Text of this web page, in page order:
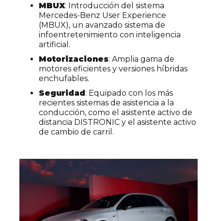
MBUX: Introducción del sistema
Mercedes-Benz User Experience
(MBUX), un avanzado sistema de
infoentretenimiento con inteligencia
artificial.
Motorizaciones: Amplia gama de
motores eficientes y versiones híbridas
enchufables.
Seguridad: Equipado con los más
recientes sistemas de asistencia a la
conducción, como el asistente activo de
distancia DISTRONIC y el asistente activo
de cambio de carril.